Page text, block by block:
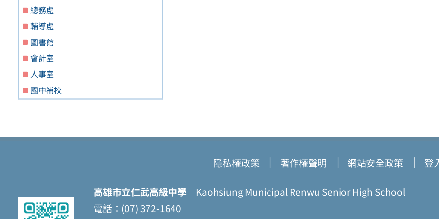
總務處
輔導處
圖書館
會計室
人事室
國中補校
隱私權政策 著作權聲明 網站安全政策 登
高雄市立仁武高級中學 Kaohsiung Municipal Renwu Senior High School
電話：(07) 372-1640